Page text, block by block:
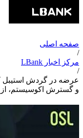
صفحه اصلی
/
مرکز اخبار LBank
/
و گسترش اکوسیستم، از ۵۰۰ میلیون دلار آمریکا فراتر رفت